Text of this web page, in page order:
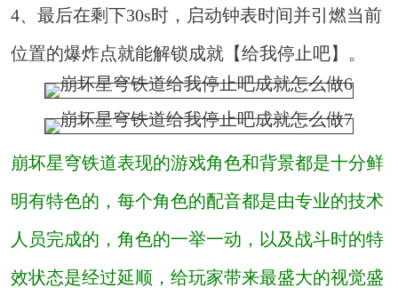
4、最后在剩下30s时，启动钟表时间并引燃当前
位置的爆炸点就能解锁成就【给我停止吧】。
崩坏星穹铁道表现的游戏角色和背景都是十分鲜
明有特色的，每个角色的配音都是由专业的技术
人员完成的，角色的一举一动，以及战斗时的特
效状态是经过延顺，给玩家带来最盛大的视觉盛